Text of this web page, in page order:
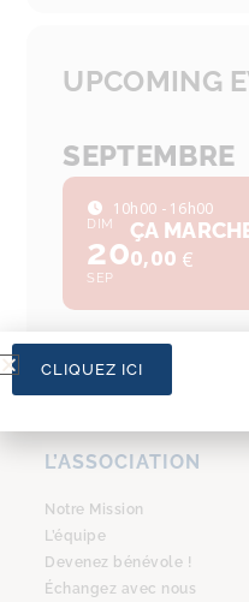
UPCOMING
SEPTEMBRE
10h00 - 16h00
DIM
20
SEP
ÇA
0,00 €
L’ASSOCIATION
Notre Mission
L’équipe
Devenez bénévole !
Échangez avec nous
CLIQUEZ ICI